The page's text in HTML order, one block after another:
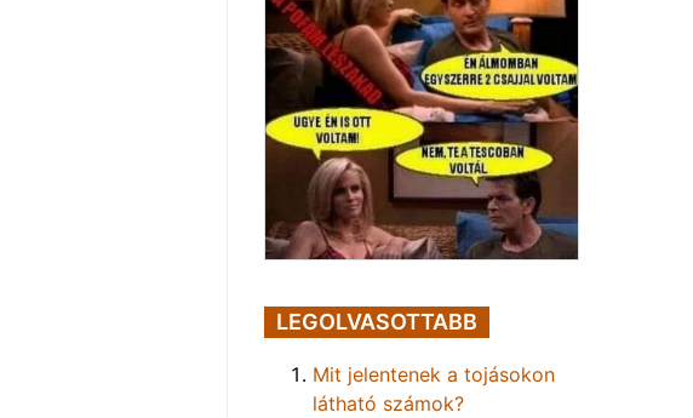
LEGOLVASOTTABB
Mit jelentenek a tojásokon
látható számok?